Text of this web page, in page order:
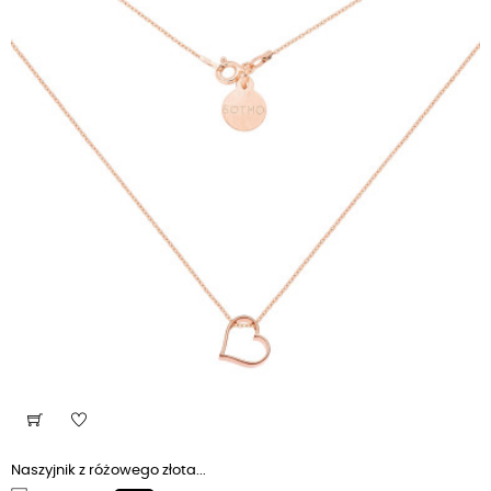
Naszyjnik z różowego złota...